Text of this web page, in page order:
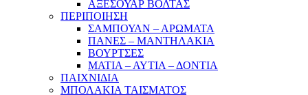
ΑΞΕΣΟΥΑΡ ΒΟΛΤΑΣ
ΠΕΡΙΠΟΙΗΣΗ
ΣΑΜΠΟΥΑΝ – ΑΡΩΜΑΤΑ
ΠΑΝΕΣ – ΜΑΝΤΗΛΑΚΙΑ
ΒΟΥΡΤΣΕΣ
ΜΑΤΙΑ – ΑΥΤΙΑ – ΔΟΝΤΙΑ
ΠΑΙΧΝΙΔΙΑ
ΜΠΟΛΑΚΙΑ ΤΑΙΣΜΑΤΟΣ